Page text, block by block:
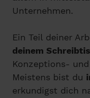
Unternehmen.
Ein Teil deiner
deinem
Konzeptions-
Meistens bist du
erkundigst dich